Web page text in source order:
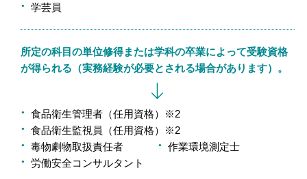
学芸員
所定の科目の単位修得または学科の卒業によって受験資格
が得られる（実務経験が必要とされる場合があります）。
食品衛生管理者（任用資格）※2
食品衛生監視員（任用資格）※2
毒物劇物取扱責任者
作業環境測定士
労働安全コンサルタント